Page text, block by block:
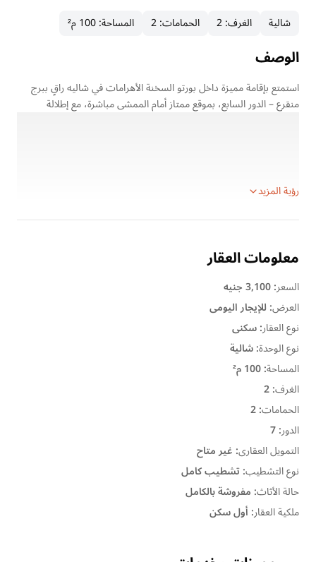
شالية الغرف:
2 الحمامات:
2 المساحة:100 م²
الوصف
استمتع بإقامة مميزة داخل بورتو السخنة الأهرامات في شاليه راقٍ ببرج
منقرع – الدور السابع، بموقع ممتاز أمام الممشى مباشرة، مع إطلالة
رؤية المزيد
معلومات العقار
السعر:3,100 جنيه
العرض:للإيجار اليومى
نوع العقار:سكنى
نوع الوحدة:شالية
المساحة:100 م²
الغرف:
2
الحمامات:
2
الدور:
7
التمويل العقارى: غير متاح
نوع التشطيب:تشطيب كامل
حالة الأثاث: مفروشة بالكامل
ملكية العقار: أول سكن